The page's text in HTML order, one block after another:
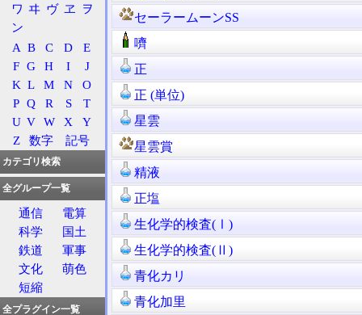
セーラームーンSS
嚌
正
正 (単位)
星雲
星雲賞
精液
正塩
生化学的検査(Ⅰ)
生化学的検査(Ⅱ)
青化カリ
青化加里
ワ ヰ ヴ ヱ
ヲ
ン
A B C D
E
F G H I
J
K L M N
O
P Q R S
T
U V W X
Y
Z
数字 記号
カテゴリ検索
全グループ一覧
通信
電算
科学
国土
鉄道
軍事
文化
萌色
短縮
全プラグイン一覧